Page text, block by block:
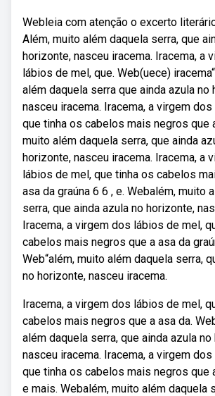
Webleia com atenção o excerto
Além, muito além daquela serra, que
horizonte, nasceu iracema. Iracema, a
lábios de mel, que. Web(uece)
além daquela serra que ainda azula no
nasceu iracema. Iracema, a virgem
que tinha os cabelos mais negros que
muito além daquela serra, que ainda
horizonte, nasceu iracema. Iracema, a
lábios de mel, que tinha os cabelos
asa da graúna 6 6 , e. Webalém, muito
serra, que ainda azula no horizonte,
Iracema, a virgem dos lábios de mel,
cabelos mais negros que a asa da
Web“além, muito além daquela serra,
no horizonte, nasceu iracema.
Iracema, a virgem dos lábios de mel,
cabelos mais negros que a asa da.
além daquela serra, que ainda azula
nasceu iracema. Iracema, a virgem
que tinha os cabelos mais negros que
e mais. Webalém, muito além daquela